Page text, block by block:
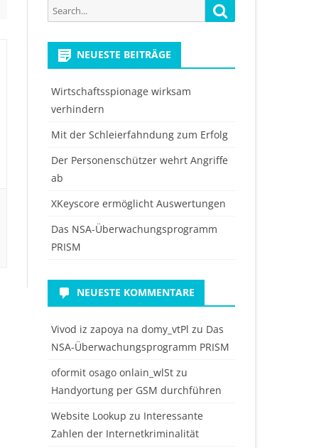
Search
for:
NEUESTE BEITRÄGE
Wirtschaftsspionage wirksam
verhindern
Mit der Schleierfahndung zum Erfolg
Der Personenschützer wehrt Angriffe
ab
XKeyscore ermöglicht Auswertungen
Das NSA-Überwachungsprogramm
PRISM
NEUESTE KOMMENTARE
Vivod iz zapoya na domy_vtPl zu Das
NSA-Überwachungsprogramm PRISM
oformit osago onlain_wlStzu
Handyortung per GSM durchführen
Website Lookup zu Interessante
Zahlen der Internetkriminalität